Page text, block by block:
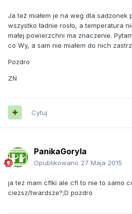
Ja też miałem je na weg dla sadzonek
wszystko ładnie rosło, a temperatura
małej powierzchni ma znaczenie.
co Wy, a sam nie miałem do nich
Pozdro
ZN
Cytuj
PanikaGoryla
Opublikowano 27 Maja 2015
ja tez mam cflki ale cfl to nie to samo
ciezsz/twardsze?;D pozdro